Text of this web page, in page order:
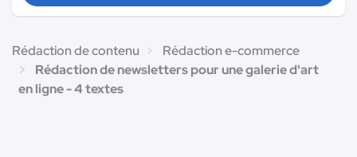
Rédaction de contenu
Rédaction e-commerce
Rédaction de newsletters pour une galerie d'art
en ligne - 4 textes